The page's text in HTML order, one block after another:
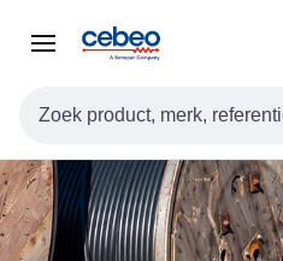
naar
naar
Zoekveld invoer